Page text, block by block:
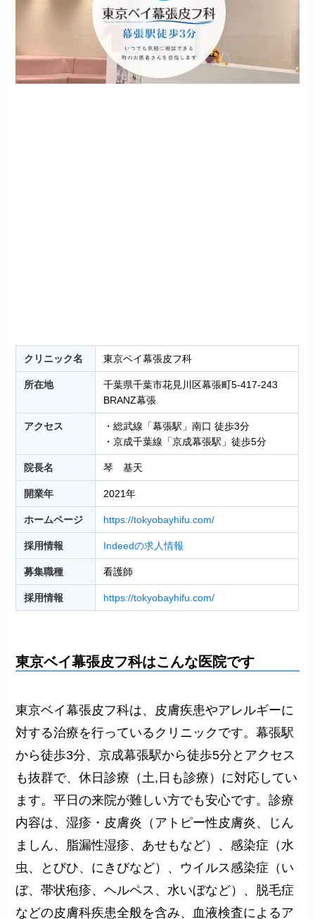
クリニック名 東京ベイ幕張皮フ科
所在地
千葉県千葉市花見川区幕張町5-417-243
BRANZ幕張
アクセス
・総武線「幕張駅」南口 徒歩3分
・京成千葉線「京成幕張駅」徒歩5分
院長名 琴 基天
開業年 2021年
ホームページ https://tokyobayhifu.com/
採用情報 Indeedの求人情報
募集職種 看護師
採用情報 https://tokyobayhifu.com/
東京ベイ幕張皮フ科はこんな医院です
東京ベイ幕張皮フ科は、皮膚疾患やアレルギーに
対する治療を行っているクリニックです。幕張駅
から徒歩3分、京成幕張駅から徒歩5分とアクセス
も抜群で、休日診療（土,日も診療）に対応してい
ます。平日の来院が難しい方でも安心です。診療
内容は、湿疹・皮膚炎（アトピー性皮膚炎、じん
ましん、脂漏性湿疹、あせもなど）、感染症（水
虫、とびひ、にきびなど）、ウイルス感染症（い
ぼ、帯状疱疹、ヘルペス、水いぼなど）、脱毛症
などの皮膚科疾患全般を含み、血液検査によるア